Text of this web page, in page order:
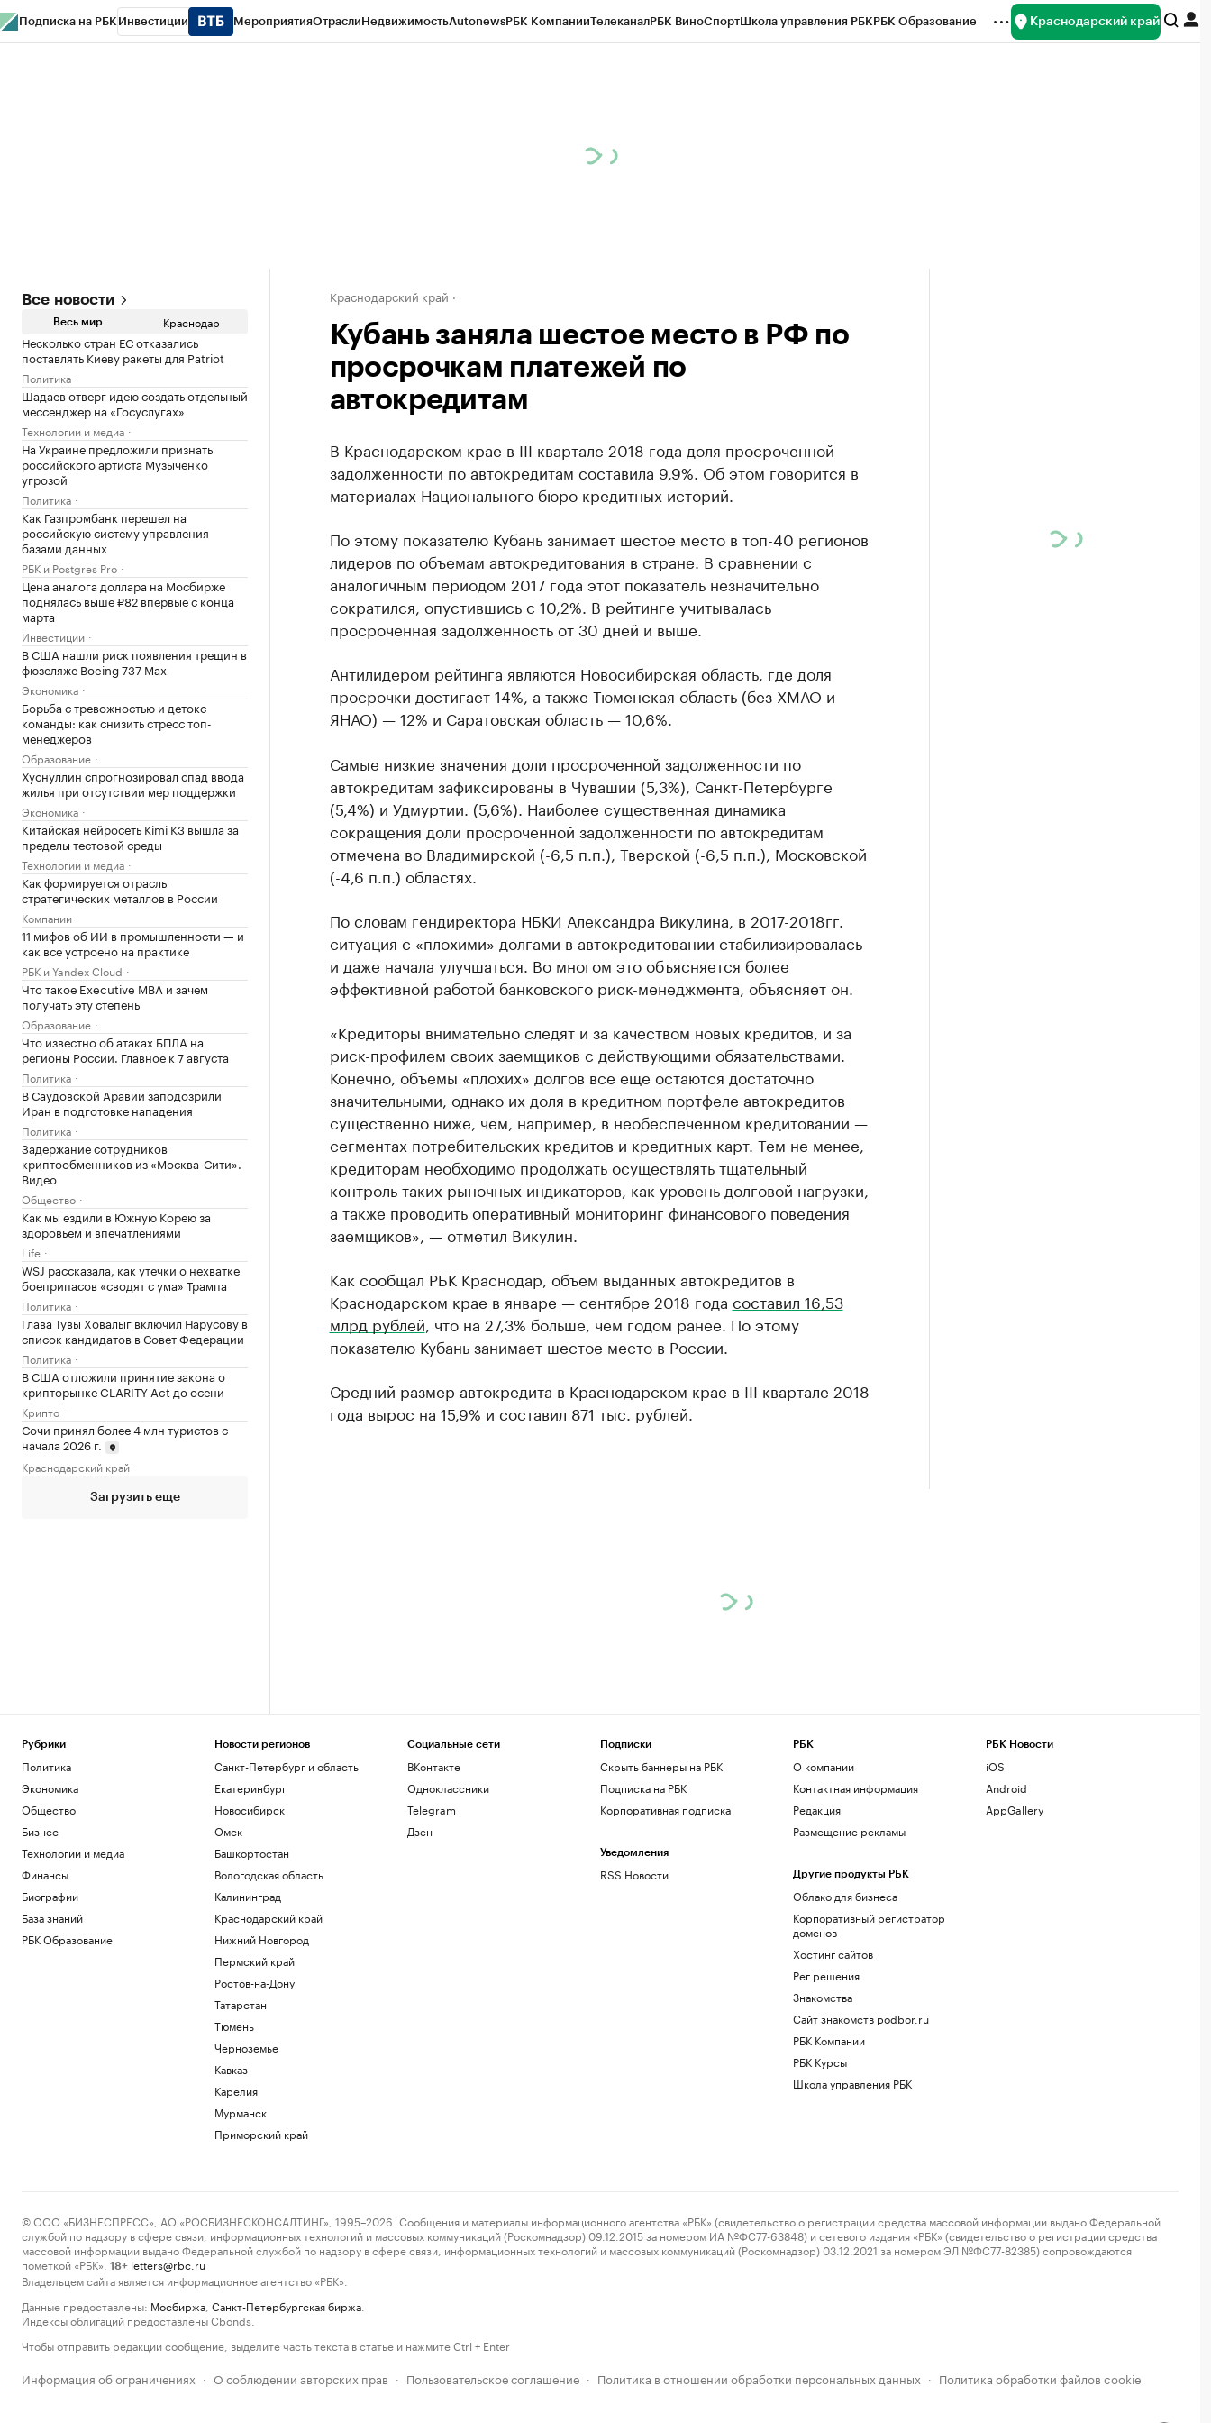
Подписка на РБК Инвестиции МероприятияОтраслиНедвижимостьAutonewsРБК КомпанииТелеканалРБК ВиноСпортШкола управления РБКРБК Образование Краснодарский край
Все новости
Весь мир Краснодар
Несколько стран ЕС отказались
поставлять Киеву ракеты для Patriot
Политика
Шадаев отверг идею создать отдельный
мессенджер на «Госуслугах»
Технологии и медиа
На Украине предложили признать
российского артиста Музыченко
угрозой
Политика
Как Газпромбанк перешел на
российскую систему управления
базами данных
РБК и Postgres Pro
Цена аналога доллара на Мосбирже
поднялась выше ₽82 впервые с конца
марта
Инвестиции
В США нашли риск появления трещин в
фюзеляже Boeing 737 Max
Экономика
Борьба с тревожностью и детокс
команды: как снизить стресс топ-
менеджеров
Образование
Хуснуллин спрогнозировал спад ввода
жилья при отсутствии мер поддержки
Экономика
Китайская нейросеть Kimi K3 вышла за
пределы тестовой среды
Технологии и медиа
Как формируется отрасль
стратегических металлов в России
Компании
11 мифов об ИИ в промышленности — и
как все устроено на практике
РБК и Yandex Cloud
Что такое Executive MBA и зачем
получать эту степень
Образование
Что известно об атаках БПЛА на
регионы России. Главное к 7 августа
Политика
В Саудовской Аравии заподозрили
Иран в подготовке нападения
Политика
Задержание сотрудников
криптообменников из «Москва-Сити».
Видео
Общество
Как мы ездили в Южную Корею за
здоровьем и впечатлениями
Life
WSJ рассказала, как утечки о нехватке
боеприпасов «сводят с ума» Трампа
Политика
Глава Тувы Ховалыг включил Нарусову в
список кандидатов в Совет Федерации
Политика
В США отложили принятие закона о
крипторынке CLARITY Act до осени
Крипто
Сочи принял более 4 млн туристов с
начала 2026 г.
Краснодарский край
Загрузить еще
Краснодарский край
Кубань заняла шестое место в РФ по
просрочкам платежей по
автокредитам
В Краснодарском крае в III квартале 2018 года доля просроченной
задолженности по автокредитам составила 9,9%. Об этом говорится в
материалах Национального бюро кредитных историй.
По этому показателю Кубань занимает шестое место в топ-40 регионов
лидеров по объемам автокредитования в стране. В сравнении с
аналогичным периодом 2017 года этот показатель незначительно
сократился, опустившись с 10,2%. В рейтинге учитывалась
просроченная задолженность от 30 дней и выше.
Антилидером рейтинга являются Новосибирская область, где доля
просрочки достигает 14%, а также Тюменская область (без ХМАО и
ЯНАО) — 12% и Саратовская область — 10,6%.
Самые низкие значения доли просроченной задолженности по
автокредитам зафиксированы в Чувашии (5,3%), Санкт-Петербурге
(5,4%) и Удмуртии. (5,6%). Наиболее существенная динамика
сокращения доли просроченной задолженности по автокредитам
отмечена во Владимирской (-6,5 п.п.), Тверской (-6,5 п.п.), Московской
(-4,6 п.п.) областях.
По словам гендиректора НБКИ Александра Викулина, в 2017-2018гг.
ситуация с «плохими» долгами в автокредитовании стабилизировалась
и даже начала улучшаться. Во многом это объясняется более
эффективной работой банковского риск-менеджмента, объясняет он.
«Кредиторы внимательно следят и за качеством новых кредитов, и за
риск-профилем своих заемщиков с действующими обязательствами.
Конечно, объемы «плохих» долгов все еще остаются достаточно
значительными, однако их доля в кредитном портфеле автокредитов
существенно ниже, чем, например, в необеспеченном кредитовании —
сегментах потребительских кредитов и кредитных карт. Тем не менее,
кредиторам необходимо продолжать осуществлять тщательный
контроль таких рыночных индикаторов, как уровень долговой нагрузки,
а также проводить оперативный мониторинг финансового поведения
заемщиков», — отметил Викулин.
Как сообщал РБК Краснодар, объем выданных автокредитов в
Краснодарском крае в январе — сентябре 2018 года составил 16,53
млрд рублей , что на 27,3% больше, чем годом ранее. По этому
показателю Кубань занимает шестое место в России.
Средний размер автокредита в Краснодарском крае в III квартале 2018
года вырос на 15,9% и составил 871 тыс. рублей.
Рубрики
Политика
Экономика
Общество
Бизнес
Технологии и медиа
Финансы
Биографии
База знаний
РБК Образование
Новости регионов
Санкт-Петербург и область
Екатеринбург
Новосибирск
Омск
Башкортостан
Вологодская область
Калининград
Краснодарский край
Нижний Новгород
Пермский край
Ростов-на-Дону
Татарстан
Тюмень
Черноземье
Кавказ
Карелия
Мурманск
Приморский край
Социальные сети
ВКонтакте
Одноклассники
Telegram
Дзен
Подписки
Скрыть баннеры на РБК
Подписка на РБК
Корпоративная подписка
Уведомления
RSS Новости
РБК
О компании
Контактная информация
Редакция
Размещение рекламы
Другие продукты РБК
Облако для бизнеса
Корпоративный регистратор
доменов
Хостинг сайтов
Рег.решения
Знакомства
Сайт знакомств podbor.ru
РБК Компании
РБК Курсы
Школа управления РБК
РБК Новости
iOS
Android
AppGallery
© ООО «БИЗНЕСПРЕСС», АО «РОСБИЗНЕСКОНСАЛТИНГ», 1995–2026. Сообщения и материалы информационного агентства «РБК» (свидетельство о регистрации средства массовой информации выдано Федеральной
службой по надзору в сфере связи, информационных технологий и массовых коммуникаций (Роскомнадзор) 09.12.2015 за номером ИА №ФС77-63848) и сетевого издания «РБК» (свидетельство о регистрации средства
массовой информации выдано Федеральной службой по надзору в сфере связи, информационных технологий и массовых коммуникаций (Роскомнадзор) 03.12.2021 за номером ЭЛ №ФС77-82385) сопровождаются
пометкой «РБК».
18+ letters@rbc.ru
Владельцем сайта является информационное агентство «РБК».
Данные предоставлены: Мосбиржа Санкт-Петербургская биржа
Индексы облигаций предоставлены Cbonds.
Чтобы отправить редакции сообщение, выделите часть текста в статье и нажмите Ctrl + Enter
Информация об ограничениях · О соблюдении авторских прав · Пользовательское соглашение · Политика в отношении обработки персональных данных · Политика обработки файлов cookie